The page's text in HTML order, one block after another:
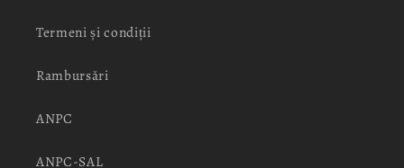
Termeni și condiții
Rambursări
ANPC
ANPC-SAL